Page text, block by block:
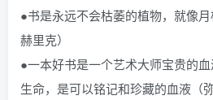
●书是永远不会枯萎的植物，就像
赫里克）
●一本好书是一个艺术大师宝贵的
生命，是可以铭记和珍藏的血液（弥